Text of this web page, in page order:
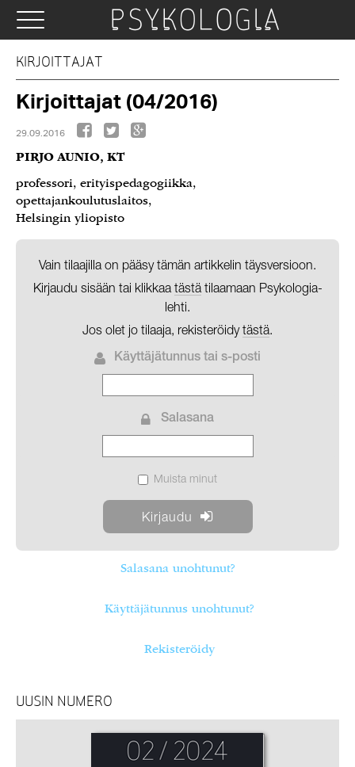
KIRJOITTAJAT
Kirjoittajat (04/2016)
29.09.2016
PIRJO AUNIO, KT
professori, erityispedagogiikka,
opettajankoulutuslaitos,
Helsingin yliopisto
Vain tilaajilla on pääsy tämän artikkelin täysversioon.
Kirjaudu sisään tai klikkaa tästätilaamaan Psykologia-
lehti.
Jos olet jo tilaaja, rekisteröidytästä.
Käyttäjätunnus tai s-posti
Salasana
Muista minut
Salasana unohtunut?
Käyttäjätunnus unohtunut?
Rekisteröidy
UUSIN NUMERO